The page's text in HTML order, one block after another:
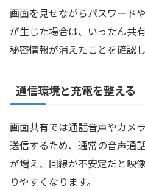
画面を見せながらパスワード
が生じた場合は、いったん共
秘密情報が消えたことを確認
通信環境と充電を整える
画面共有では通話音声やカメ
送信するため、通常の音声通
が増え、回線が不安定だと映
りやすくなります。